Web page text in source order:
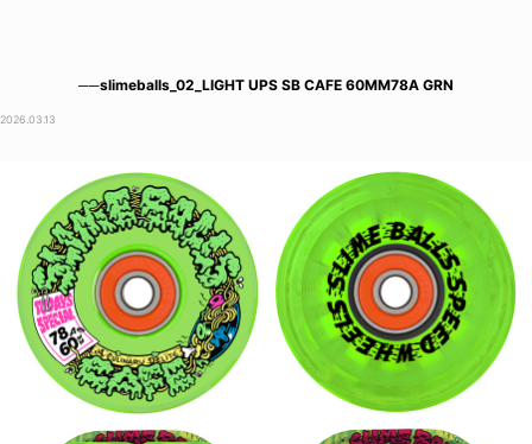
──slimeballs_02_LIGHT UPS SB CAFE 60MM78A GRN
2026.03.13